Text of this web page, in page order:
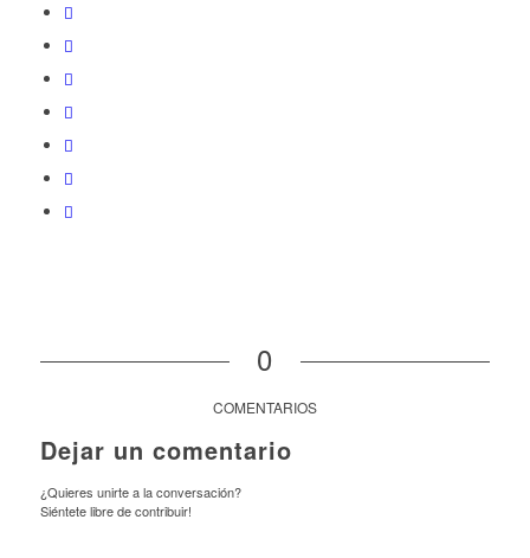
0
COMENTARIOS
Dejar un comentario
¿Quieres unirte a la conversación?
Siéntete libre de contribuir!